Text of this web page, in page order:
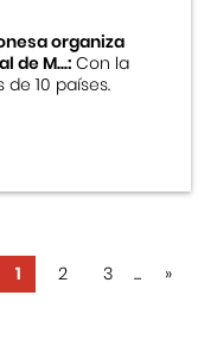
organiza
de M...:Con la
10 países.
1 2 3 ... »